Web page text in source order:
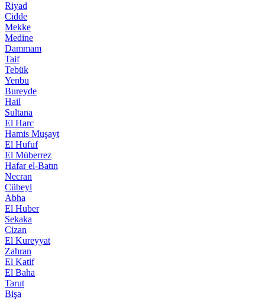
Riyad
Cidde
Mekke
Medine
Dammam
Taif
Tebük
Yenbu
Bureyde
Hail
Sultana
El Harc
Hamis Muşayt
El Hufuf
El Müberrez
Hafar el-Batın
Necran
Cübeyl
Abha
El Huber
Sekaka
Cizan
El Kureyyat
Zahran
El Katif
El Baha
Tarut
Bişa